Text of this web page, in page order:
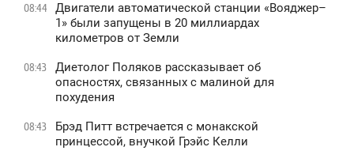
08:44
Двигатели автоматической станции «Вояджер–
1» были запущены в 20 миллиардах
километров от Земли
08:43
Диетолог Поляков рассказывает об
опасностях, связанных с малиной для
похудения
08:43
Брэд Питт встречается с монакской
принцессой, внучкой Грэйс Келли